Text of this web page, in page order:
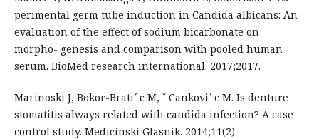
perimental germ tube induction in Candida albicans: An
evaluation of the effect of sodium bicarbonate on
morpho- genesis and comparison with pooled human
serum. BioMed research international. 2017;2017.
Marinoski J, Bokor-Brati ́ c M, ˇ Cankovi ́ c M. Is denture
stomatitis always related with candida infection? A case
control study. Medicinski Glasnik. 2014;11(2).